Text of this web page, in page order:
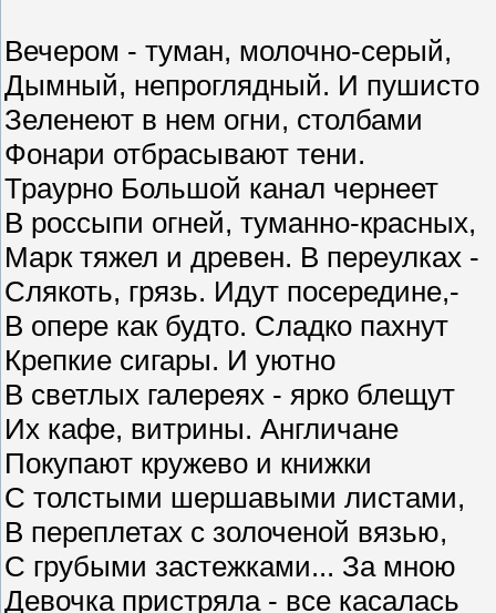
Вечером - туман, молочно-серый,
Дымный, непроглядный. И пушисто
Зеленеют в нем огни, столбами
Фонари отбрасывают тени.
Траурно Большой канал чернеет
В россыпи огней, туманно-красных,
Марк тяжел и древен. В переулках -
Слякоть, грязь. Идут посередине,-
В опере как будто. Сладко пахнут
Крепкие сигары. И уютно
В светлых галереях - ярко блещут
Их кафе, витрины. Англичане
Покупают кружево и книжки
С толстыми шершавыми листами,
В переплетах с золоченой вязью,
С грубыми застежками... За мною
Девочка пристряла - все касалась